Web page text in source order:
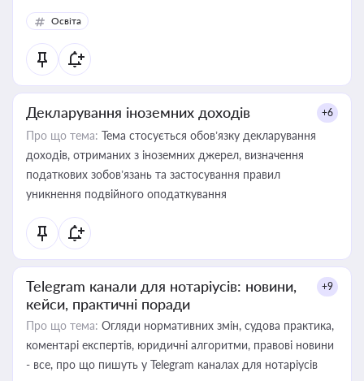
Освіта
Декларування іноземних доходів +6
Про що тема: Тема стосується обов’язку декларування
доходів, отриманих з іноземних джерел, визначення
податкових зобов’язань та застосування правил
уникнення подвійного оподаткування
Telegram канали для нотаріусів: новини,
кейси, практичні поради
+9
Про що тема: Огляди нормативних змін, судова практика,
коментарі експертів, юридичні алгоритми, правові новини
- все, про що пишуть у Telegram каналах для нотаріусів